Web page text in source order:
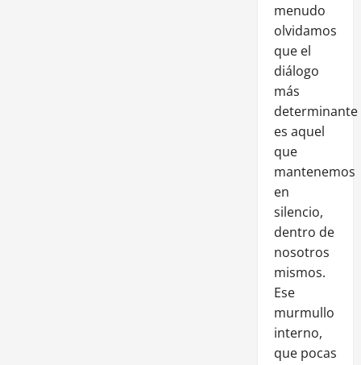
menudo
olvidamos
que el
diálogo
más
determinante
es aquel
que
mantenemos
en
silencio,
dentro de
nosotros
mismos.
Ese
murmullo
interno,
que pocas